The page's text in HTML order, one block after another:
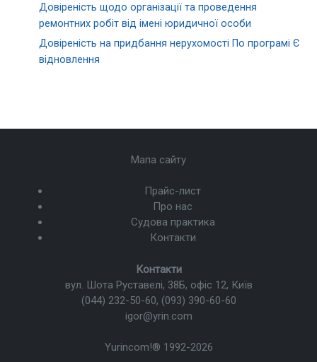
Довіреність щодо організації та проведення
ремонтних робіт від імені юридичної особи
Довіреність на придбання нерухомості По програмі Є
відновлення
Yurincom!® 1992-2026
Контакти
вул. Шота Руставелі, 38Б, офіс 12, Київ
(044) 232-50-60, (093) 390-60-60
igor@yrin.com
Прайс-лист
Про нас
Судова практика
Контакти
Мапа сайту